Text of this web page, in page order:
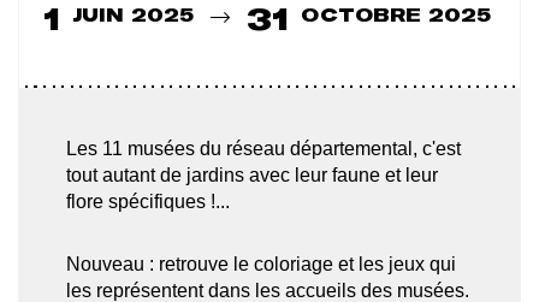
1
JUIN 2025 31 OCTOBRE 2025
Les 11 musées du réseau départemental, c'est
tout autant de jardins avec leur faune et leur
flore spécifiques !...
Nouveau : retrouve le coloriage et les jeux qui
les représentent dans les accueils des musées.